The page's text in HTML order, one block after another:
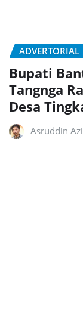
ADVERTORIAL
Bupati
Tangnga
Desa
Asruddin